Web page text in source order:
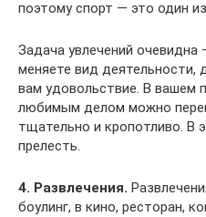
поэтому спорт — это один
Задача увлечений
меняете вид деятельности,
вам удовольствие. В вашем
любимым делом можно
тщательно и кропотливо. В
прелесть.
4. Развлечения.
боулинг, в кино, ресторан,